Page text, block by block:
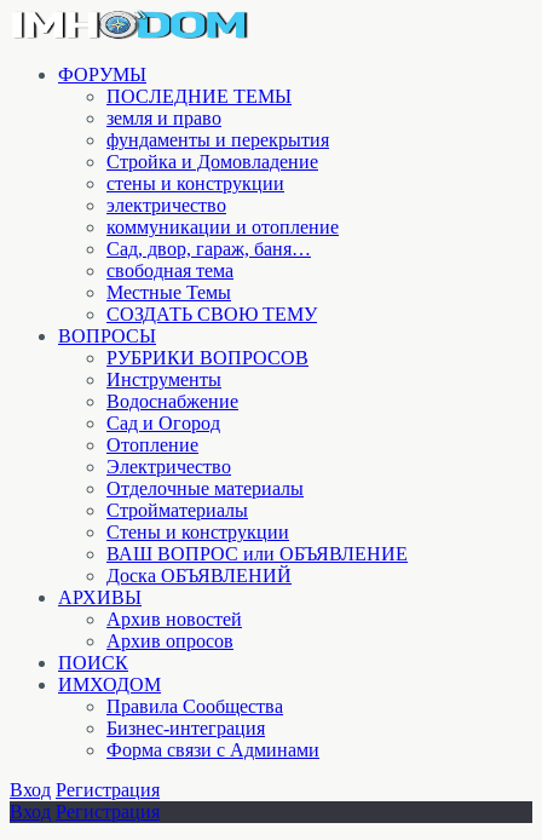
ФОРУМЫ
ПОСЛЕДНИЕ ТЕМЫ
земля и право
фундаменты и перекрытия
Стройка и Домовладение
стены и конструкции
электричество
коммуникации и отопление
Cад, двор, гараж, баня…
свободная тема
Местные Темы
СОЗДАТЬ СВОЮ ТЕМУ
ВОПРОСЫ
РУБРИКИ ВОПРОСОВ
Инструменты
Водоснабжение
Сад и Огород
Отопление
Электричество
Отделочные материалы
Стройматериалы
Стены и конструкции
ВАШ ВОПРОС или ОБЪЯВЛЕНИЕ
Доска ОБЪЯВЛЕНИЙ
АРХИВЫ
Архив новостей
Архив опросов
ПОИСК
ИМХОДОМ
Правила Сообщества
Бизнес-интеграция
Форма связи с Админами
Вход Регистрация
Вход Регистрация